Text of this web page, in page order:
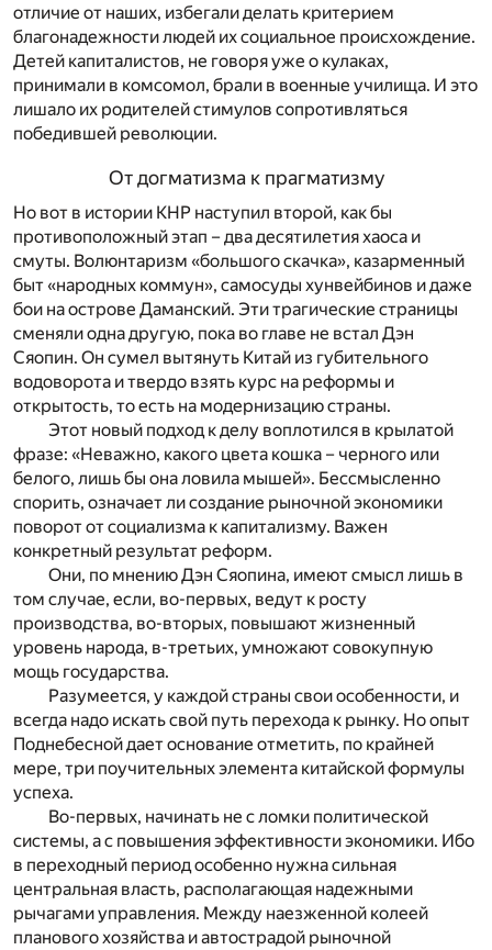
отличие от наших, избегали делать критерием
благонадежности людей их социальное происхождение.
Детей капиталистов, не говоря уже о кулаках,
принимали в комсомол, брали в военные училища. И это
лишало их родителей стимулов сопротивляться
победившей революции.
От догматизма к прагматизму
Но вот в истории КНР наступил второй, как бы
противоположный этап – два десятилетия хаоса и
смуты. Волюнтаризм «большого скачка», казарменный
быт «народных коммун», самосуды хунвейбинов и даже
бои на острове Даманский. Эти трагические страницы
сменяли одна другую, пока во главе не встал Дэн
Сяопин. Он сумел вытянуть Китай из губительного
водоворота и твердо взять курс на реформы и
открытость, то есть на модернизацию страны.
Этот новый подход к делу воплотился в крылатой
фразе: «Неважно, какого цвета кошка – черного или
белого, лишь бы она ловила мышей». Бессмысленно
спорить, означает ли создание рыночной экономики
поворот от социализма к капитализму. Важен
конкретный результат реформ.
Они, по мнению Дэн Сяопина, имеют смысл лишь в
том случае, если, во-первых, ведут к росту
производства, во-вторых, повышают жизненный
уровень народа, в-третьих, умножают совокупную
мощь государства.
Разумеется, у каждой страны свои особенности, и
всегда надо искать свой путь перехода к рынку. Но опыт
Поднебесной дает основание отметить, по крайней
мере, три поучительных элемента китайской формулы
успеха.
Во-первых, начинать не с ломки политической
системы, а с повышения эффективности экономики. Ибо
в переходный период особенно нужна сильная
центральная власть, располагающая надежными
рычагами управления. Между наезженной колеей
планового хозяйства и автострадой рыночной